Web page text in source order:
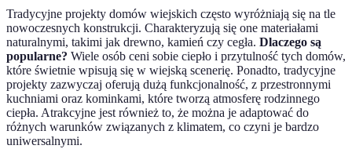
Tradycyjne projekty domów wiejskich często wyróżniają się na tle
nowoczesnych konstrukcji. Charakteryzują się one materiałami
naturalnymi, takimi jak drewno, kamień czy cegła. Dlaczego są
popularne? Wiele osób ceni sobie ciepło i przytulność tych domów,
które świetnie wpisują się w wiejską scenerię. Ponadto, tradycyjne
projekty zazwyczaj oferują dużą funkcjonalność, z przestronnymi
kuchniami oraz kominkami, które tworzą atmosferę rodzinnego
ciepła. Atrakcyjne jest również to, że można je adaptować do
różnych warunków związanych z klimatem, co czyni je bardzo
uniwersalnymi.